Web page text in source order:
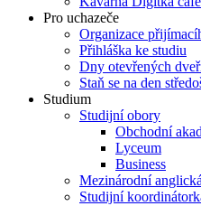
Pro uchazeče
Organizace
Přihláška ke studiu
Dny otevřených
Staň se na den
Studium
Studijní obory
Obchodní
Lyceum
Business
Mezinárodní
Studijní